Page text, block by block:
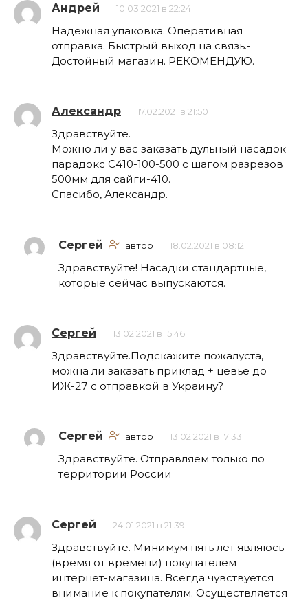
Андрей 10.03.2021 в 22:24
Надежная упаковка. Оперативная
отправка. Быстрый выход на связь.-
Достойный магазин. РЕКОМЕНДУЮ.
Александр 17.02.2021 в 21:50
Здравствуйте.
Можно ли у вас заказать дульный насадок
парадокс С410-100-500 с шагом разрезов
500мм для сайги-410.
Спасибо, Александр.
Сергей автор 18.02.2021 в 08:12
Здравствуйте! Насадки стандартные,
которые сейчас выпускаются.
Сергей 13.02.2021 в 15:46
Здравствуйте.Подскажите пожалуста,
можна ли заказать приклад + цевье до
ИЖ-27 с отправкой в Украину?
Сергей автор 13.02.2021 в 17:33
Здравствуйте. Отправляем только по
территории России
Сергей 24.01.2021 в 21:39
Здравствуйте. Минимум пять лет являюсь
(время от времени) покупателем
интернет-магазина. Всегда чувствуется
внимание к покупателям. Осуществляется